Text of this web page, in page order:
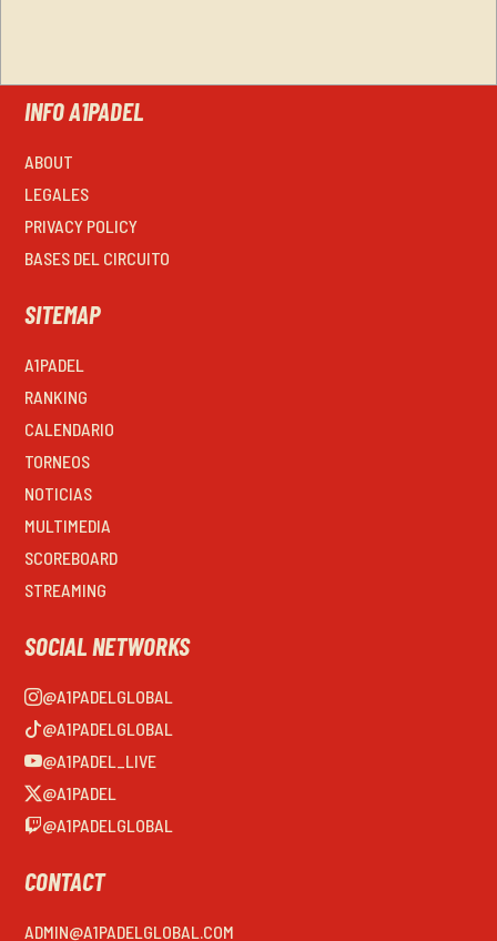
INFO A1PADEL
ABOUT
LEGALES
PRIVACY POLICY
BASES DEL CIRCUITO
SITEMAP
A1PADEL
RANKING
CALENDARIO
TORNEOS
NOTICIAS
MULTIMEDIA
SCOREBOARD
STREAMING
SOCIAL NETWORKS
@A1PADELGLOBAL
@A1PADELGLOBAL
@A1PADEL_LIVE
@A1PADEL
@A1PADELGLOBAL
CONTACT
ADMIN@A1PADELGLOBAL.COM